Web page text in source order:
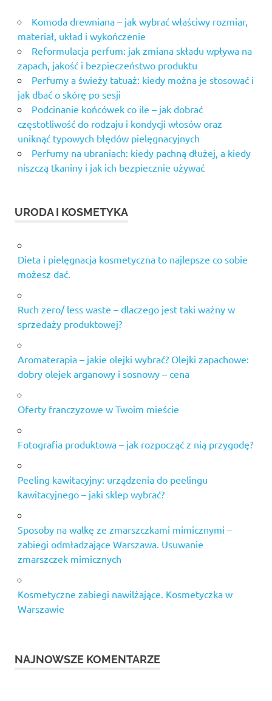
Komoda drewniana – jak wybrać właściwy rozmiar,
materiał, układ i wykończenie
Reformulacja perfum: jak zmiana składu wpływa na
zapach, jakość i bezpieczeństwo produktu
Perfumy a świeży tatuaż: kiedy można je stosować i
jak dbać o skórę po sesji
Podcinanie końcówek co ile – jak dobrać
częstotliwość do rodzaju i kondycji włosów oraz
uniknąć typowych błędów pielęgnacyjnych
Perfumy na ubraniach: kiedy pachną dłużej, a kiedy
niszczą tkaniny i jak ich bezpiecznie używać
URODA I KOSMETYKA
Dieta i pielęgnacja kosmetyczna to najlepsze co sobie
możesz dać.
Ruch zero/ less waste – dlaczego jest taki ważny w
sprzedaży produktowej?
Aromaterapia – jakie olejki wybrać? Olejki zapachowe:
dobry olejek arganowy i sosnowy – cena
Oferty franczyzowe w Twoim mieście
Fotografia produktowa – jak rozpocząć z nią przygodę?
Peeling kawitacyjny: urządzenia do peelingu
kawitacyjnego – jaki sklep wybrać?
Sposoby na walkę ze zmarszczkami mimicznymi –
zabiegi odmładzające Warszawa. Usuwanie
zmarszczek mimicznych
Kosmetyczne zabiegi nawilżające. Kosmetyczka w
Warszawie
NAJNOWSZE KOMENTARZE